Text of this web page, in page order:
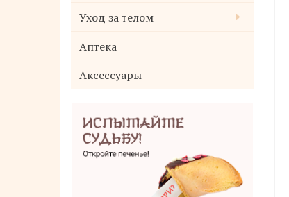
Уход за телом
Аптека
Аксессуары